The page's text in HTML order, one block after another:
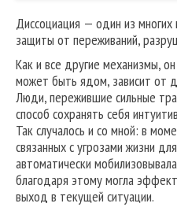
Диссоциация — один из многих
защиты от переживаний,
Как и все другие механизмы,
может быть ядом, зависит от
Люди, пережившие сильные
способ сохранять себя
Так случалось и со мной: в
связанных с угрозами жизни
автоматически
благодаря этому могла
выход в текущей ситуации.